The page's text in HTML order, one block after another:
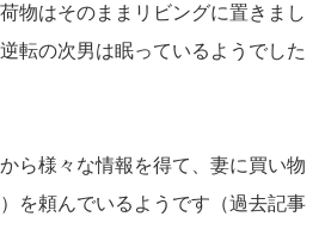
物はそのままリビングに置きまし
転の次男は眠っているようでした
ら様々な情報を得て、妻に買い物
を頼んでいるようです（過去記事